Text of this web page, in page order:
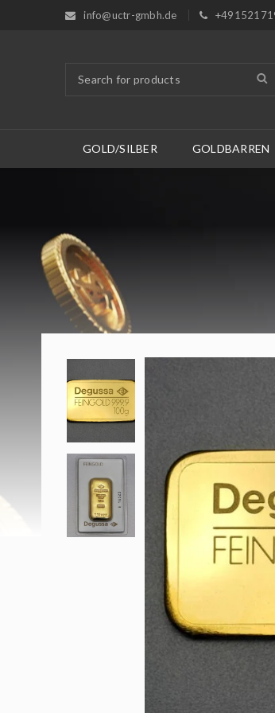
info@uctr-gmbh.de
GOLD/SILBER GOLDBARREN